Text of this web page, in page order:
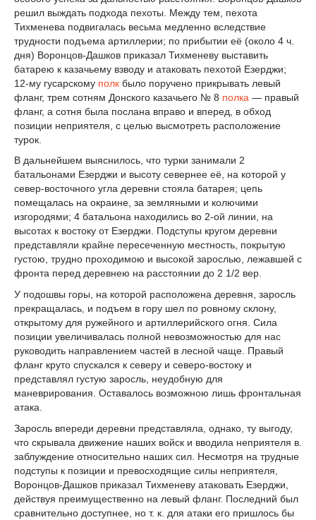
решил выждать подхода пехоты. Между тем, пехота
Тихменева подвигалась весьма медленно вследствие
трудности подъема артиллерии; по прибытии её (около 4 ч.
дня) Воронцов-Дашков приказал Тихменеву выставить
батарею к казачьему взводу и атаковать пехотой Езерджи;
12-му гусарскому полк было поручено прикрывать левый
фланг, трем сотням Донского казачьего № 8 полка — правый
фланг, а сотня была послана вправо и вперед, в обход
позиции неприятеля, с целью высмотреть расположение
турок.
В дальнейшем выяснилось, что турки занимали 2
батальонами Езерджи и высоту севернее её, на которой у
север-восточного угла деревни стояла батарея; цепь
помещалась на окраине, за земляными и колючими
изгородями; 4 батальона находились во 2-ой линии, на
высотах к востоку от Езерджи. Подступы кругом деревни
представляли крайне пересеченную местность, покрытую
густою, трудно проходимою и высокой зарослью, лежавшей с
фронта перед деревнею на расстоянии до 2 1/2 вер.
У подошвы горы, на которой расположена деревня, заросль
прекращалась, и подъем в гору шел по ровному склону,
открытому для ружейного и артиллерийского огня. Сила
позиции увеличивалась полной невозможностью для нас
руководить направлением частей в лесной чаще. Правый
фланг круто спускался к северу и северо-востоку и
представлял густую заросль, неудобную для
маневрирования. Оставалось возможною лишь фронтальная
атака.
Заросль впереди деревни представляла, однако, ту выгоду,
что скрывала движение наших войск и вводила неприятеля в.
заблуждение относительно наших сил. Несмотря на трудные
подступы к позиции и превосходящие силы неприятеля,
Воронцов-Дашков приказал Тихменеву атаковать Езерджи,
действуя преимущественно на левый фланг. Последний был
сравнительно доступнее, но т. к. для атаки его пришлось бы